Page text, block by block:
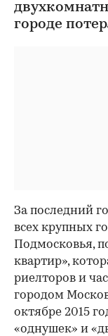
городе
За последний
всех крупных
Подмосковья,
квартир»,
риелторов и
городом
октябре 2015
«однушек» и